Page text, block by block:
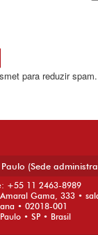
para reduzir spam.
(Sede
+55 11 2463-8989
Gama, 333 •
• 02018-001
• SP • Brasil